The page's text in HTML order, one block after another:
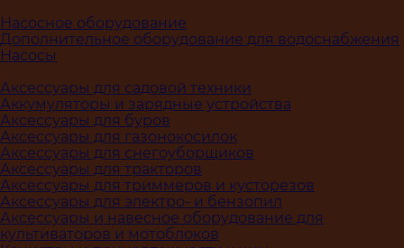
Насосное оборудование
Дополнительное оборудование для водоснабжения
Насосы
Аксессуары для садовой техники
Аккумуляторы и зарядные устройства
Аксессуары для буров
Аксессуары для газонокосилок
Аксессуары для снегоуборщиков
Аксессуары для тракторов
Аксессуары для триммеров и кусторезов
Аксессуары для электро- и бензопил
Аксессуары и навесное оборудование для
культиваторов и мотоблоков